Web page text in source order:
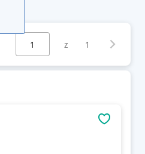
Wybierz stronę:
z 1